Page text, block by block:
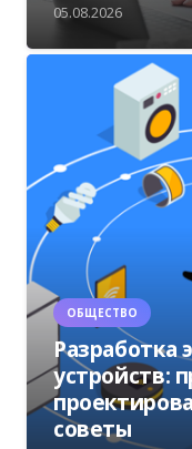
05.08.2026
ОБЩЕСТВО
Разработка
устройств:
советы